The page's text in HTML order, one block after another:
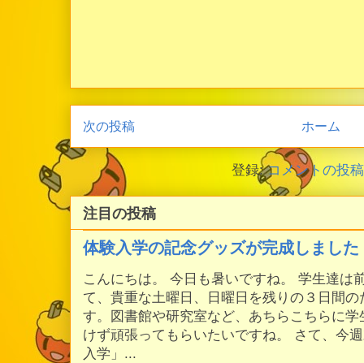
次の投稿 ホーム
登録:コメントの投
注目の投稿
体験入学の記念グッズが完成しました
こんにちは。 今日も暑いですね。 学生達は
て、貴重な土曜日、日曜日を残りの３日間
す。図書館や研究室など、あちらこちらに
けず頑張ってもらいたいですね。 さて、今
入学」...